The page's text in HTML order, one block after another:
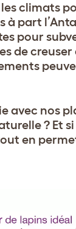
climats
part
pour
de creuser
avec nos
? Et
en